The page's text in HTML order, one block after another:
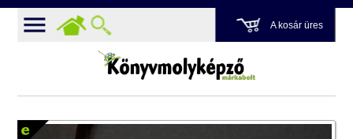
A kosár üres